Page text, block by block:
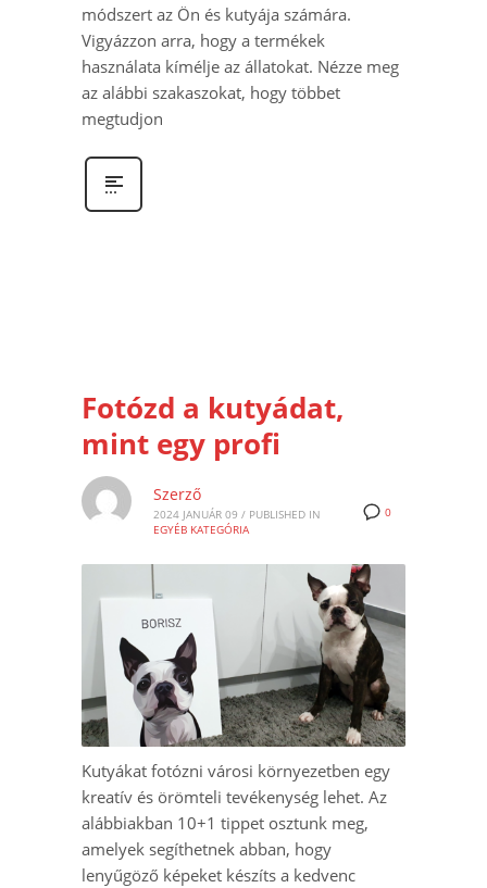
módszert az Ön és kutyája számára.
Vigyázzon arra, hogy a termékek
használata kímélje az állatokat. Nézze meg
az alábbi szakaszokat, hogy többet
megtudjon
Fotózd a kutyádat,
mint egy profi
0
Szerző
2024 JANUÁR 09 / PUBLISHED IN
EGYÉB KATEGÓRIA
Kutyákat fotózni városi környezetben egy
kreatív és örömteli tevékenység lehet. Az
alábbiakban 10+1 tippet osztunk meg,
amelyek segíthetnek abban, hogy
lenyűgöző képeket készíts a kedvenc